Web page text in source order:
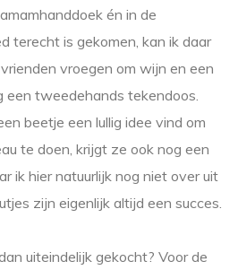
én in de
terecht is gekomen, kan ik daar
vroegen om wijn en een
een tweedehands tekendoos.
beetje een lullig idee vind om
te doen, krijgt ze ook nog een
ik hier natuurlijk nog niet over uit
zijn eigenlijk altijd een succes.
uiteindelijk gekocht? Voor de